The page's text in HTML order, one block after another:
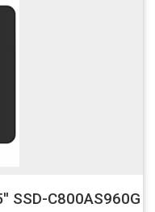
SSD-C800AS960G